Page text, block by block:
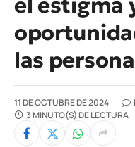
las
11 DE OCTUBRE DE 2024
3 MINUTO(S) DE LECTURA